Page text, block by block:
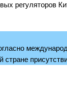
регуляторов